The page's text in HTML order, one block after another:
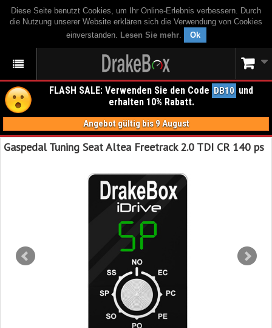
Diese Seite benutzt Cookies, um Ihr Online-Erlebnis verbessern. Durch
die Nutzung unserer Website erklären sich die Verwendung von Cookies
einverstanden. Lesen Sie mehr. Ok
FLASH SALE: Verwenden Sie den Code DB10 und
erhalten 10% Rabatt.
Angebot gültig bis 9 August
Gaspedal Tuning Seat Altea Freetrack 2.0 TDI CR 140 ps